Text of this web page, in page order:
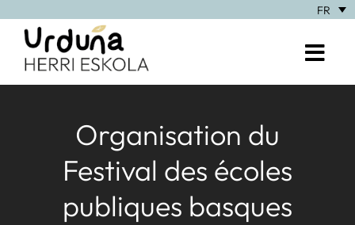
FR
Organisation du
Festival des écoles
publiques basques